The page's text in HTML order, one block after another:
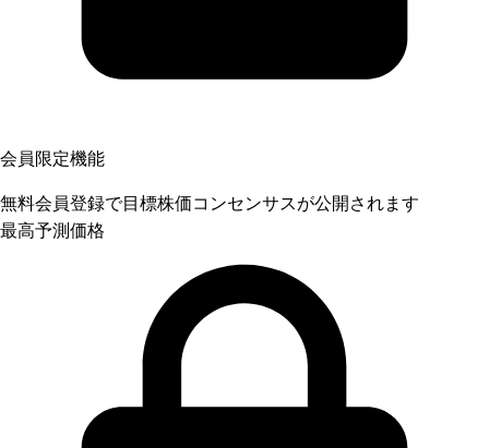
会員限定機能
無料会員登録で目標株価コンセンサスが公開されます
最高予測価格